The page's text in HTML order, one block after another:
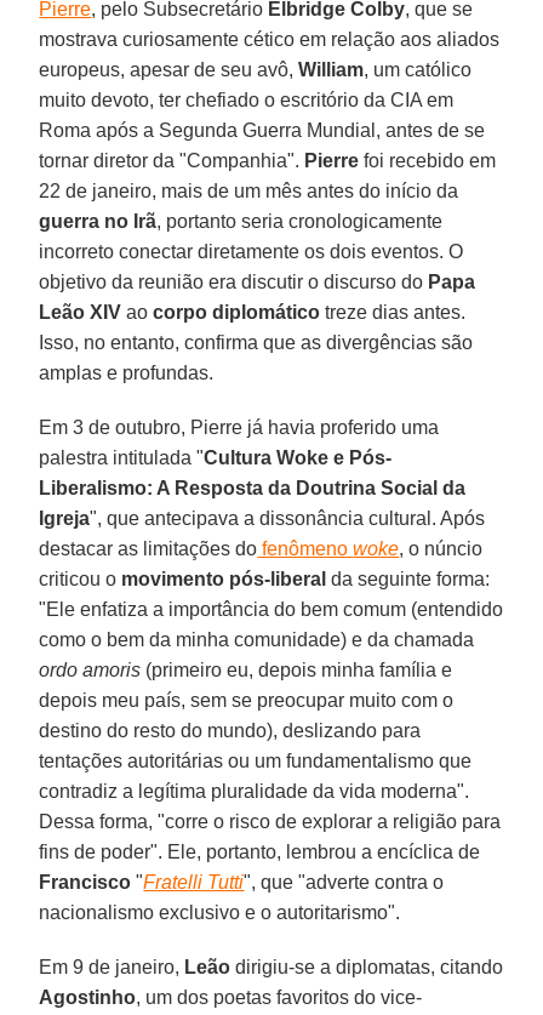
Pierre, pelo Subsecretário Elbridge Colby, que se
mostrava curiosamente cético em relação aos aliados
europeus, apesar de seu avô,William, um católico
muito devoto, ter chefiado o escritório da CIA em
Roma após a Segunda Guerra Mundial, antes de se
tornar diretor da "Companhia". Pierre foi recebido em
22 de janeiro, mais de um mês antes do início da
guerra no Irã, portanto seria cronologicamente
incorreto conectar diretamente os dois eventos. O
objetivo da reunião era discutir o discurso do Papa
Leão XIV aocorpo diplomático treze dias antes.
Isso, no entanto, confirma que as divergências são
amplas e profundas.
Em 3 de outubro, Pierre já havia proferido uma
palestra intitulada "Cultura Woke e Pós-
Liberalismo: A Resposta da Doutrina Social da
Igreja", que antecipava a dissonância cultural. Após
destacar as limitações do fenômenowoke, o núncio
criticou o movimento pós-liberal da seguinte forma:
"Ele enfatiza a importância do bem comum (entendido
como o bem da minha comunidade) e da chamada
ordo amoris (primeiro eu, depois minha família e
depois meu país, sem se preocupar muito com o
destino do resto do mundo), deslizando para
tentações autoritárias ou um fundamentalismo que
contradiz a legítima pluralidade da vida moderna".
Dessa forma, "corre o risco de explorar a religião para
fins de poder". Ele, portanto, lembrou a encíclica de
Francisco "Fratelli Tutti", que "adverte contra o
nacionalismo exclusivo e o autoritarismo".
Em 9 de janeiro, Leão dirigiu-se a diplomatas, citando
Agostinho, um dos poetas favoritos do vice-